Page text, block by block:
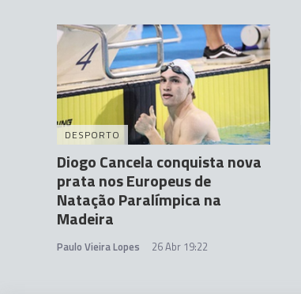
DESPORTO
Diogo Cancela conquista nova
prata nos Europeus de
Natação Paralímpica na
Madeira
Paulo Vieira Lopes 26 Abr 19:22